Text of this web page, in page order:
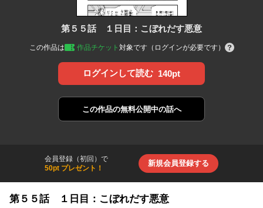
第５５話 １日目：こぼれだす悪意
この作品は 作品チケット 対象です（ログインが必要です）
ログインして読む 140pt
この作品の無料公開中の話へ
会員登録（初回）で
50pt プレゼント！
新規会員登録する
第５５話 １日目：こぼれだす悪意